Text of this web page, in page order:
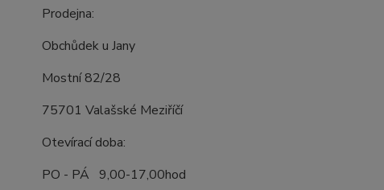
Prodejna:
Obchůdek u Jany
Mostní 82/28
75701 Valašské Meziříčí
Otevírací doba:
PO - PÁ 9,00-17,00hod